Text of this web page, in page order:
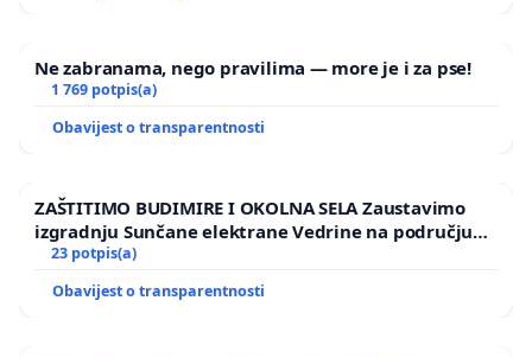
Ne zabranama, nego pravilima — more je i za pse!
1 769 potpis(a)
Obavijest o transparentnosti
ZAŠTITIMO BUDIMIRE I OKOLNA SELA Zaustavimo
izgradnju Sunčane elektrane Vedrine na području
Ugljana
23 potpis(a)
Obavijest o transparentnosti